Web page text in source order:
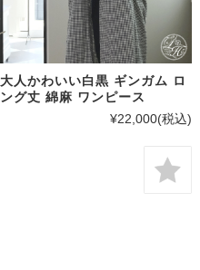
大人かわいい白黒 ギンガム ロ
ング丈 綿麻 ワンピース
¥22,000(税込)